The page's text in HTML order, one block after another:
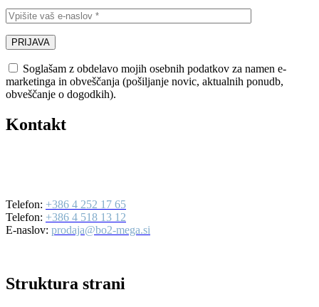
Soglašam z obdelavo mojih osebnih podatkov za namen e-
marketinga in obveščanja (pošiljanje novic, aktualnih ponudb,
obveščanje o dogodkih).
Kontakt
Telefon: +386 4 252 17 65
Telefon: +386 4 518 13 12
E-naslov: prodaja@bo2-mega.si
Struktura strani